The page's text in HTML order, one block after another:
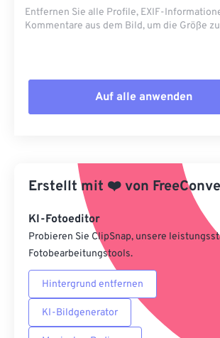
Entfernen Sie alle Profile, EXIF-
Kommentare aus dem Bild, um die Größe
Auf alle anwenden
Aus Vorgabe anwenden
Als Vorgabe speichern
Erstellt mit ❤️von
KI-Fotoeditor
Probieren Sie ClipSnap, unsere
Fotobearbeitungstools.
Hintergrund entfernen
KI-Bildgenerator